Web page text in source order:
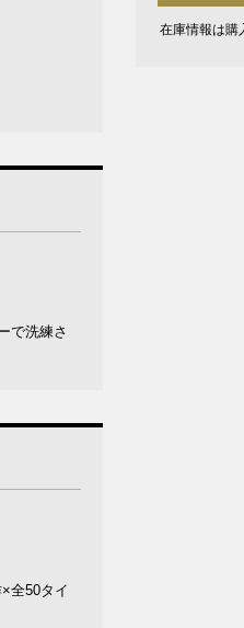
で洗練さ
全50タイ
在庫情報は購